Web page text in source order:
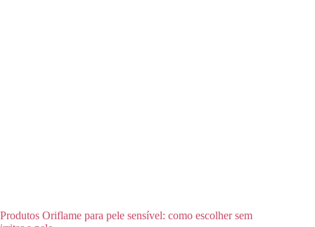
Produtos Oriflame para pele sensível: como escolher sem